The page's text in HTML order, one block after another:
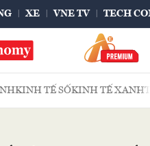
XE VNE TV TECH
KINH TẾ SỐKINH TẾ XANH